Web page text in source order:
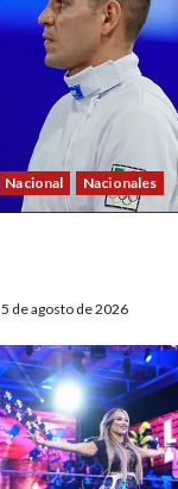
Nacional Nacionales
5 de agosto de 2026